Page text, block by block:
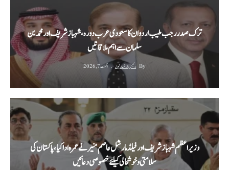
ترک صدر رجب طیب اردوان کا سعودی عرب دورہ، شہباز شریف اور محمد بن
سلمان سے اہم ملاقاتیں
By رئیس الاخبار نیوز اگست 7, 2026
وزیراعظم شہباز شریف اور فیلڈ مارشل عاصم منیر نے عمرہ ادا کیا، پاکستان کی
سلامتی و خوشحالی کیلئے خصوصی دعائیں